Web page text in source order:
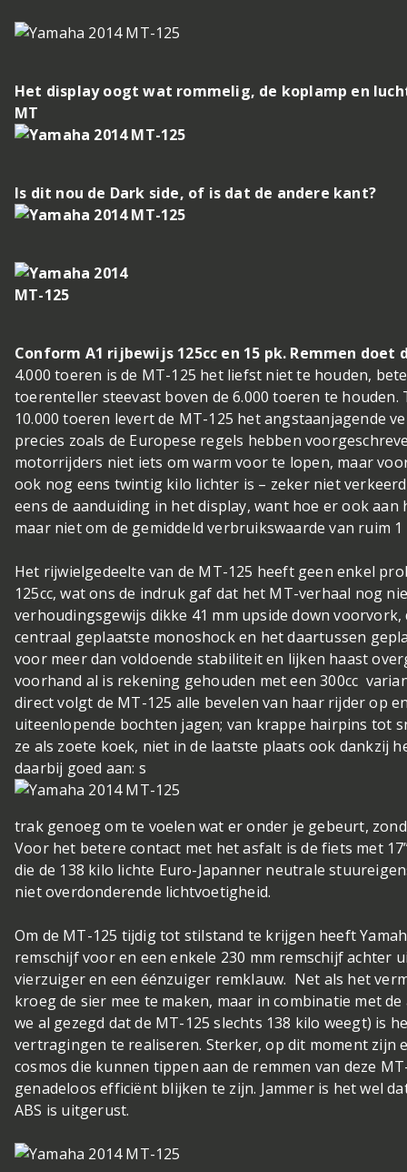
Het display oogt wat rommelig, de koplamp en
MT
Is dit nou de Dark side, of is dat de andere kant?
Conform A1 rijbewijs 125cc en 15 pk. Remmen doet
4.000 toeren is de MT-125 het liefst niet te houden,
toerenteller steevast boven de 6.000 toeren te houden.
10.000 toeren levert de MT-125 het angstaanjagende
precies zoals de Europese regels hebben
motorrijders niet iets om warm voor te lopen, maar
ook nog eens twintig kilo lichter is – zeker niet
eens de aanduiding in het display, want hoe er ook
maar niet om de gemiddeld verbruikswaarde van ruim
Het rijwielgedeelte van de MT-125 heeft geen enkel
125cc, wat ons de indruk gaf dat het MT-verhaal nog
verhoudingsgewijs dikke 41 mm upside down
centraal geplaatste monoshock en het daartussen
voor meer dan voldoende stabiliteit en lijken haast
voorhand al is rekening gehouden met een 300cc
direct volgt de MT-125 alle bevelen van haar rijder op
uiteenlopende bochten jagen; van krappe hairpins tot
ze als zoete koek, niet in de laatste plaats ook dankzij
daarbij goed aan: s
trak genoeg om te voelen wat er onder je gebeurt,
Voor het betere contact met het asfalt is de fiets met
die de 138 kilo lichte Euro-Japanner neutrale
niet overdonderende lichtvoetigheid.
Om de MT-125 tijdig tot stilstand te krijgen heeft
remschijf voor en een enkele 230 mm remschijf achter
vierzuiger en een éénzuiger remklauw. Net als het
kroeg de sier mee te maken, maar in combinatie met
we al gezegd dat de MT-125 slechts 138 kilo weegt) is
vertragingen te realiseren. Sterker, op dit moment zijn
cosmos die kunnen tippen aan de remmen van deze
genadeloos efficiënt blijken te zijn. Jammer is het wel
ABS is uitgerust.